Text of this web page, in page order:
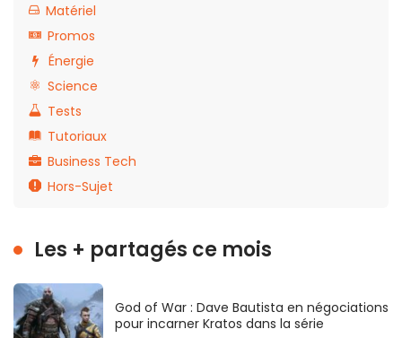
Matériel
Promos
Énergie
Science
Tests
Tutoriaux
Business Tech
Hors-Sujet
Les + partagés ce mois
God of War : Dave Bautista en négociations
pour incarner Kratos dans la série